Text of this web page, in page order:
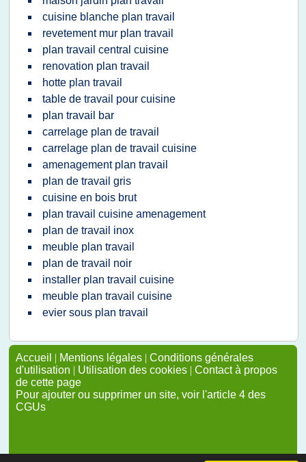
cuisine blanche plan travail
revetement mur plan travail
plan travail central cuisine
renovation plan travail
hotte plan travail
table de travail pour cuisine
plan travail bar
carrelage plan de travail
carrelage plan de travail cuisine
amenagement plan travail
plan de travail gris
cuisine en bois brut
plan travail cuisine amenagement
plan de travail inox
meuble plan travail
plan de travail noir
installer plan travail cuisine
meuble plan travail cuisine
evier sous plan travail
Accueil | Mentions légales | Conditions générales
d'utilisation | Utilisation des cookies | Contact à propos
de cette page
Pour ajouter ou supprimer un site, voir l'article 4 des
CGUs